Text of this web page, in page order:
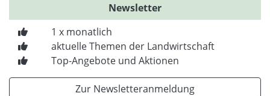
Newsletter
1 x monatlich
aktuelle Themen der Landwirtschaft
Top-Angebote und Aktionen
Zur Newsletteranmeldung